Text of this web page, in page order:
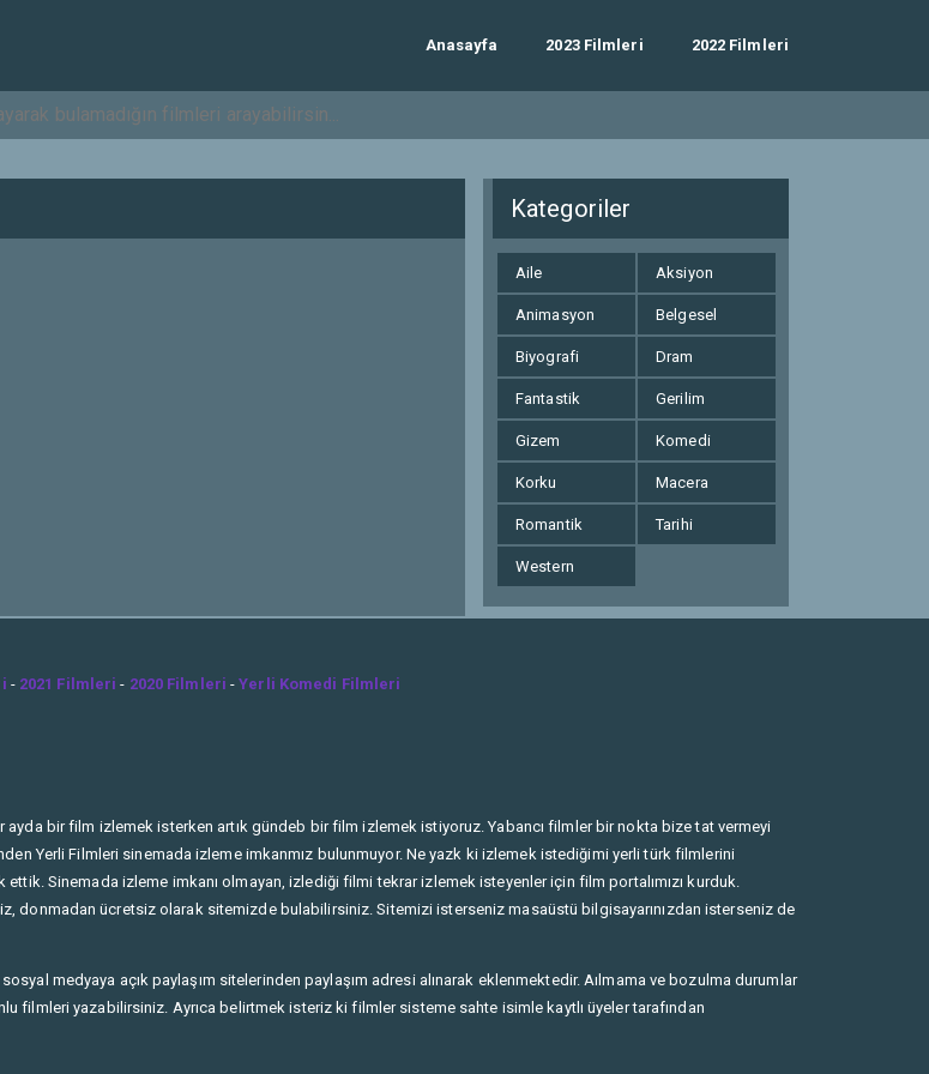
Anasayfa 2023 Filmleri 2022 Filmleri
Kategoriler
Aile Aksiyon
Animasyon Belgesel
Biyografi Dram
Fantastik Gerilim
Gizem Komedi
Korku Macera
Romantik Tarihi
Western
- 2021 Filmleri - 2020 Filmleri -Yerli Komedi Filmleri
ayda bir film izlemek isterken artık gündeb bir film izlemek istiyoruz. Yabancı filmler bir nokta bize tat vermeyi
Yerli Filmleri sinemada izleme imkanmız bulunmuyor. Ne yazk ki izlemek istediğimi yerli türk filmlerini
Sinemada izleme imkanı olmayan, izlediği filmi tekrar izlemek isteyenler için film portalımızı kurduk.
donmadan ücretsiz olarak sitemizde bulabilirsiniz. Sitemizi isterseniz masaüstü bilgisayarınızdan isterseniz de
medyaya açık paylaşım sitelerinden paylaşım adresi alınarak eklenmektedir. Aılmama ve bozulma durumlar
yazabilirsiniz. Ayrıca belirtmek isteriz ki filmler sisteme sahte isimle kaytlı üyeler tarafından